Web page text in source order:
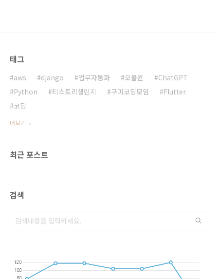
태그
aws django 업무자동화 오블완
ChatGPT
Python
티스토리챌린지 구미코딩모임
Flutter
코딩
더보기
최근 포스트
검색